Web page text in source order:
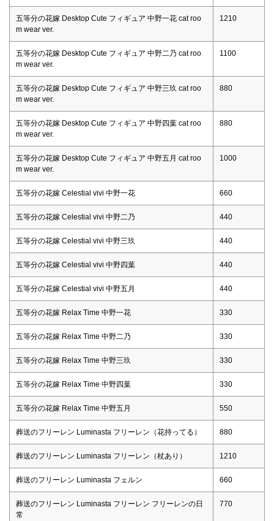
五等分の花嫁 Desktop Cute フィギュア 中野一花 cat roo
m wear ver.
1210
五等分の花嫁 Desktop Cute フィギュア 中野二乃 cat roo
m wear ver.
1100
五等分の花嫁 Desktop Cute フィギュア 中野三玖 cat roo
m wear ver.
880
五等分の花嫁 Desktop Cute フィギュア 中野四葉 cat roo
m wear ver.
880
五等分の花嫁 Desktop Cute フィギュア 中野五月 cat roo
m wear ver.
1000
五等分の花嫁 Celestial vivi 中野一花 660
五等分の花嫁 Celestial vivi 中野二乃 440
五等分の花嫁 Celestial vivi 中野三玖 440
五等分の花嫁 Celestial vivi 中野四葉 440
五等分の花嫁 Celestial vivi 中野五月 440
五等分の花嫁 Relax Time 中野一花 330
五等分の花嫁 Relax Time 中野二乃 330
五等分の花嫁 Relax Time 中野三玖 330
五等分の花嫁 Relax Time 中野四葉 330
五等分の花嫁 Relax Time 中野五月 550
葬送のフリーレン Luminasta フリーレン（花持ってる） 880
葬送のフリーレン Luminasta フリーレン（杖あり） 1210
葬送のフリーレン Luminasta フェルン 660
葬送のフリーレン Luminasta フリーレン フリーレンの日
常
770